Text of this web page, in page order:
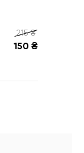
215₴
150 ₴